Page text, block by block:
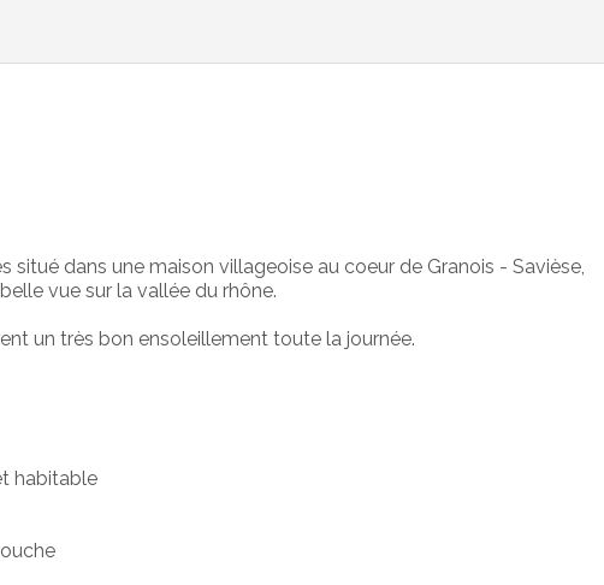
situé dans une maison villageoise au coeur de Granois - Savièse,
vue sur la vallée du rhône.
un très bon ensoleillement toute la journée.
habitable